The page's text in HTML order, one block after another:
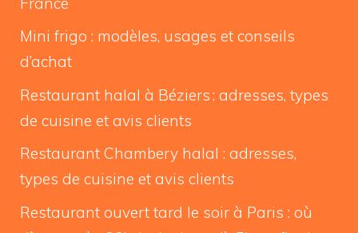
Mini frigo : modèles, usages et conseils
d’achat
Restaurant halal à Béziers : adresses, types
de cuisine et avis clients
Restaurant Chambery halal : adresses,
types de cuisine et avis clients
Restaurant ouvert tard le soir à Paris : où